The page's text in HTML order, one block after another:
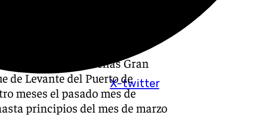
X-twitter
hotel de cinco estrellas Gran
de Levante del Puerto de
meses el pasado mes de
principios del mes de marzo